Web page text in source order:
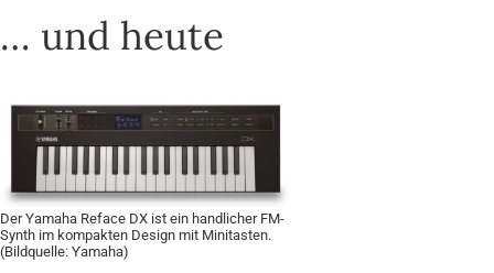
… und heute
Der Yamaha Reface DX ist ein handlicher FM-
Synth im kompakten Design mit Minitasten.
(Bildquelle: Yamaha)